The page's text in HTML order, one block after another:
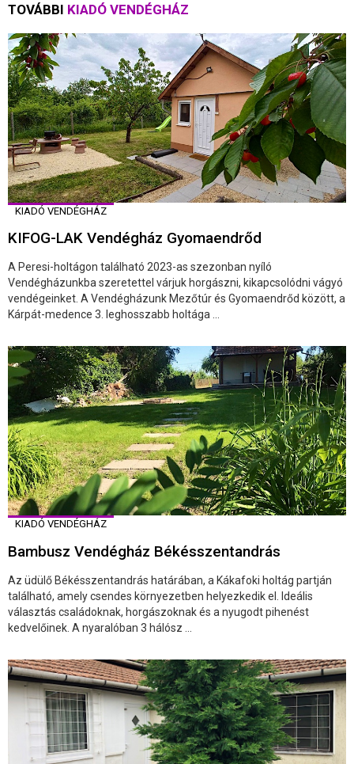
TOVÁBBI KIADÓ VENDÉGHÁZ
KIADÓ VENDÉGHÁZ
KIFOG-LAK Vendégház Gyomaendrőd
A Peresi-holtágon található 2023-as szezonban nyíló
Vendégházunkba szeretettel várjuk horgászni, kikapcsolódni vágyó
vendégeinket. A Vendégházunk Mezőtúr és Gyomaendrőd között, a
Kárpát-medence 3. leghosszabb holtága ...
KIADÓ VENDÉGHÁZ
Bambusz Vendégház Békésszentandrás
Az üdülő Békésszentandrás határában, a Kákafoki holtág partján
található, amely csendes környezetben helyezkedik el. Ideális
választás családoknak, horgászoknak és a nyugodt pihenést
kedvelőinek. A nyaralóban 3 hálósz ...